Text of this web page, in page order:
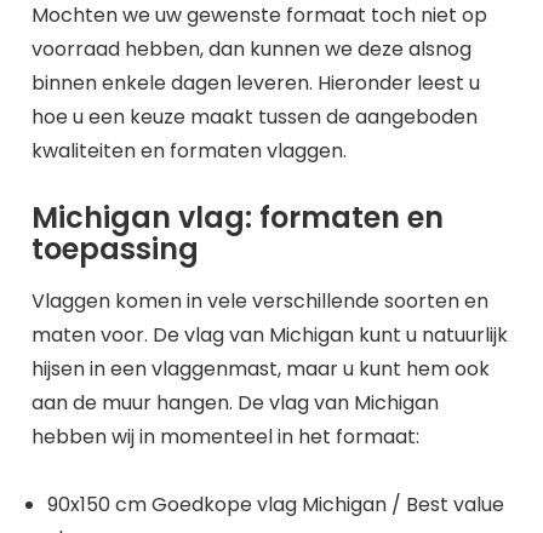
Mochten we uw gewenste formaat toch niet op
voorraad hebben, dan kunnen we deze alsnog
binnen enkele dagen leveren. Hieronder leest u
hoe u een keuze maakt tussen de aangeboden
kwaliteiten en formaten vlaggen.
Michigan vlag: formaten en
toepassing
Vlaggen komen in vele verschillende soorten en
maten voor. De vlag van Michigan kunt u natuurlijk
hijsen in een vlaggenmast, maar u kunt hem ook
aan de muur hangen. De vlag van Michigan
hebben wij in momenteel in het formaat:
90x150 cm Goedkope vlag Michigan / Best value